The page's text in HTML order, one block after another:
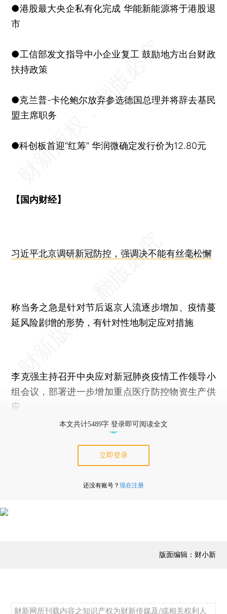
●港股最大央企私有化完成 华能新能源将于港股退
市
●工信部发文指导中小企业复工 鼓励地方出台财政
扶持政策
●克兰普-卡伦鲍尔放弃参选德国总理并将辞去基民
盟主席职务
●科创板首迎“红筹” 华润微确定发行价为12.80元
【国内财经】
习近平北京调研新冠防控，强调决不能有丝毫松懈
称当务之急是针对节后返京人流逐步增加、疫情蔓
延风险剧增的形势，有针对性地制定应对措施
李克强主持召开中央应对新冠肺炎疫情工作领导小
组会议，部署进一步增加重点医疗防控物资生产供
应
本文共计5489字 登录即可阅读全文
立即登录
还没有账号？ 现在注册
版面编辑：财小新
财新网所刊载内容之知识产权为财新传媒及/或相关权利人